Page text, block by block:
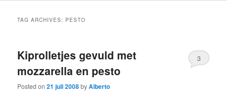
content
content
TAG ARCHIVES: PESTO
Kiprolletjes gevuld met
mozzarella en pesto
Posted on21 juli 2008byAlberto
3